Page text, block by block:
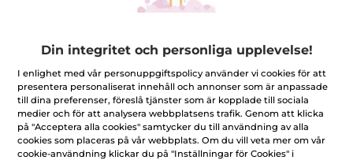
100%vegetabiliska
ingredienser
60 hektar
ekologiska odlingar
Din integritet och personliga upplevelse!
I enlighet med vår personuppgiftspolicy använder vi cookies för att
presentera personaliserat innehåll och annonser som är anpassade
till dina preferenser, föreslå tjänster som är kopplade till sociala
medier och för att analysera webbplatsens trafik. Genom att klicka
på "Acceptera alla cookies" samtycker du till användning av alla
cookies som placeras på vår webbplats. Om du vill veta mer om vår
cookie-användning klickar du på "Inställningar för Cookies" i